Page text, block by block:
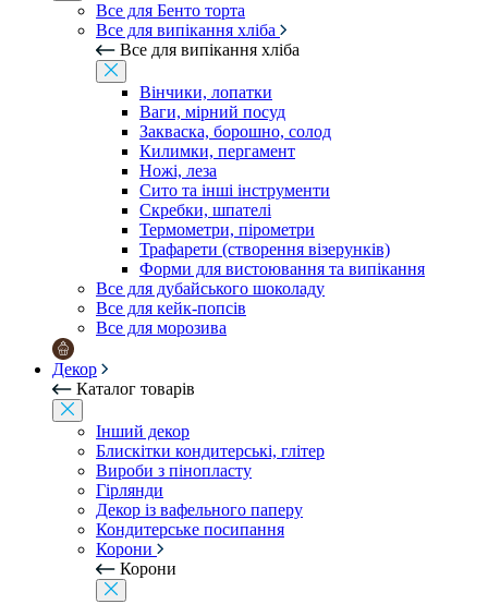
Все для Бенто торта
Все для випікання хліба
Все для випікання хліба
Вінчики, лопатки
Ваги, мірний посуд
Закваска, борошно, солод
Килимки, пергамент
Ножі, леза
Сито та інші інструменти
Скребки, шпателі
Термометри, пірометри
Трафарети (створення візерунків)
Форми для вистоювання та випікання
Все для дубайського шоколаду
Все для кейк-попсів
Все для морозива
Декор
Каталог товарів
Інший декор
Блискітки кондитерські, глітер
Вироби з пінопласту
Гірлянди
Декор із вафельного паперу
Кондитерське посипання
Корони
Корони